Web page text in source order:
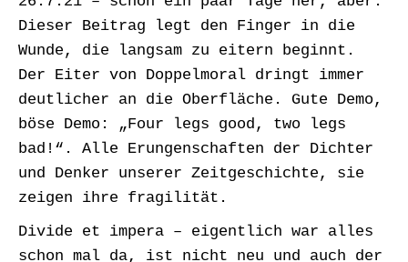
Dieser Beitrag legt den Finger in die
Wunde, die langsam zu eitern beginnt.
Der Eiter von Doppelmoral dringt immer
deutlicher an die Oberfläche. Gute Demo,
böse Demo: „Four legs good, two legs
bad!“. Alle Erungenschaften der Dichter
und Denker unserer Zeitgeschichte, sie
zeigen ihre fragilität.
Divide et impera – eigentlich war alles
schon mal da, ist nicht neu und auch der